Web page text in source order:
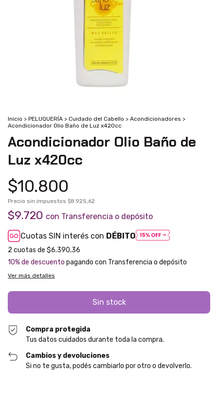
Inicio > PELUQUERÍA > Cuidado del Cabello > Acondicionadores >
Acondicionador Olio Baño de Luz x420cc
Acondicionador Olio Baño de
Luz x420cc
$10.800
Precio sin impuestos $8.925,62
$9.720 con Transferencia o depósito
Cuotas SIN interés con DÉBITO
2 cuotas de $6.390,36
10% de descuento pagando con Transferencia o depósito
Ver más detalles
Compra protegida
Tus datos cuidados durante toda la compra.
Cambios y devoluciones
Si no te gusta, podés cambiarlo por otro o devolverlo.